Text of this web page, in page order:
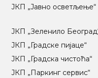
ЈКП „Јавно осветљење“
ЈКП „Зеленило
ЈКП „Градске пијаце“
ЈКП „Градска чистоћа“
ЈКП „Паркинг сервис“